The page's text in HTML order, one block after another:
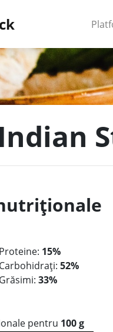
Proteine: 15%
Carbohidrați: 52%
Grăsimi: 33%
pentru 100 g